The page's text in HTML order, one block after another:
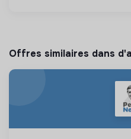
Offres similaires dans